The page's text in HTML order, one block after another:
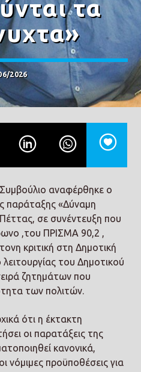
τα
2026
αναφέρθηκε ο
παράταξης «Δύναμη
σε συνέντευξη που
,του ΠΡΙΣΜΑ 90,2 ,
κριτική στη Δημοτική
του Δημοτικού
ζητημάτων που
των πολιτών.
ότι η έκτακτη
οι παρατάξεις της
κανονικά,
νόμιμες προϋποθέσεις για